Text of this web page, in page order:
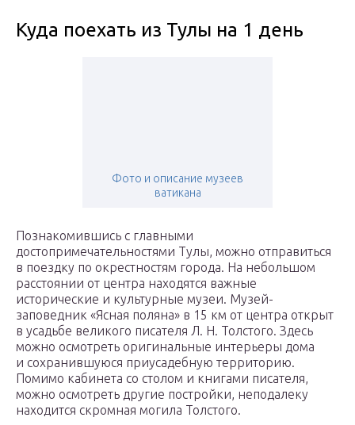
Куда поехать из Тулы на 1 день
Фото и описание музеев
ватикана
Познакомившись с главными
достопримечательностями Тулы, можно отправиться
в поездку по окрестностям города. На небольшом
расстоянии от центра находятся важные
исторические и культурные музеи. Музей-
заповедник «Ясная поляна» в 15 км от центра открыт
в усадьбе великого писателя Л. Н. Толстого. Здесь
можно осмотреть оригинальные интерьеры дома
и сохранившуюся приусадебную территорию.
Помимо кабинета со столом и книгами писателя,
можно осмотреть другие постройки, неподалеку
находится скромная могила Толстого.